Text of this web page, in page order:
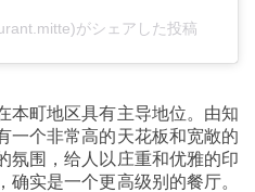
がシェアした投稿
本町地区具有主导地位。由知
一个非常高的天花板和宽敞的
氛围，给人以庄重和优雅的印
实是一个更高级别的餐厅。